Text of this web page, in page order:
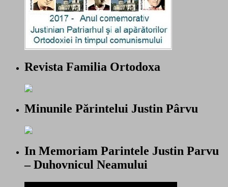
Revista Familia Ortodoxa
Minunile Părintelui Justin Pârvu
In Memoriam Parintele Justin Parvu
– Duhovnicul Neamului